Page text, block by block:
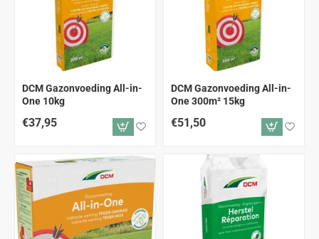
DCM Gazonvoeding All-in-
One 10kg
€37,95
DCM Gazonvoeding All-in-
One 300m² 15kg
€51,50